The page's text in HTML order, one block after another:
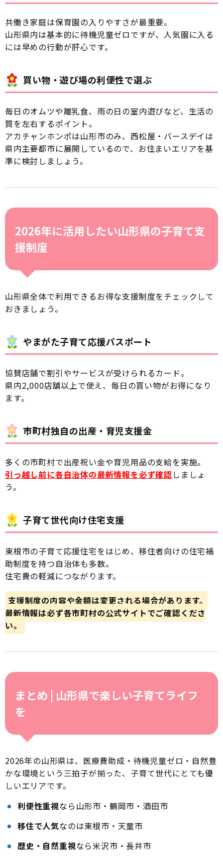
共働き家庭は保育園の入りやすさが最重要。
山形県内は基本的に待機児童ゼロですが、人気園に入る
には早めの行動が肝心です。
買い物・遊び場の利便性で選ぶ
毎日のオムツや離乳食、雨の日の室内遊びなど、生活の
質を左右するポイント。
アカチャンホンポは山形市のみ、西松屋・バースデイは
県内主要都市に展開しているので、お住まいエリアを基
準に検討しましょう。
2026年に活用したい山形県の子育て支
援制度
山形県全体で利用できるお得な支援制度をチェックして
おきましょう。
やまがた子育て応援パスポート
協賛店舗で割引やサービスが受けられるカード。
県内2,000店舗以上で使え、毎日の買い物がお得になり
ます。
市町村独自の出産・育児支援金
多くの市町村で出産祝い金や育児用品の支給を実施。
引っ越し前に各自治体の最新情報を必ず確認しましょ
う。
子育て世代向け住宅支援
東根市の子育て応援住宅をはじめ、移住者向けの住宅補
助制度を持つ自治体も多数。
住宅費の軽減につながります。
支援制度の内容や金額は変更される場合があります。
最新情報は必ず各市町村の公式サイトでご確認くださ
い。
まとめ | 山形県で楽しい子育てライフ
を
2026年の山形県は、医療費助成・待機児童ゼロ・自然豊
かな環境という三拍子が揃った、子育て世代にとても優
しいエリアです。
利便性重視なら山形市・鶴岡市・酒田市
移住で人気なのは東根市・天童市
歴史・自然重視なら米沢市・長井市